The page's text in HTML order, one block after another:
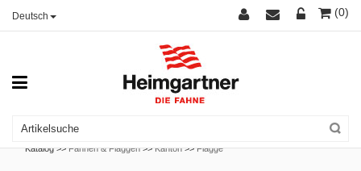
Deutsch (0)
Katalog >>Fahnen & Flaggen >>Kanton >>Flagge